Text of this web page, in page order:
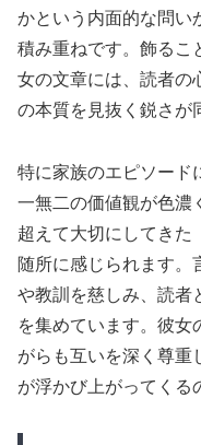
かという内面的な問い
積み重ねです。飾るこ
女の文章には、読者の
の本質を見抜く鋭さが
特に家族のエピソード
一無二の価値観が色濃
超えて大切にしてきた
随所に感じられます。
や教訓を慈しみ、読者
を集めています。彼女
がらも互いを深く尊重
が浮かび上がってくる